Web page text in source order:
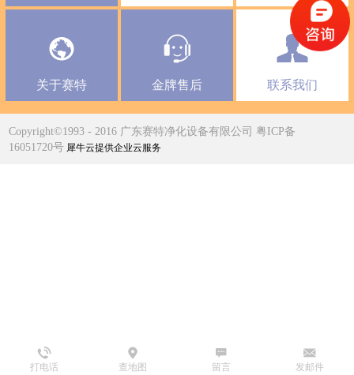
关于赛特 金牌售后 联系我们
Copyright©1993 - 2016 广东赛特净化设备有限公司 粤ICP备
16051720号 犀牛云提供企业云服务
打电话 查地图 发邮件
留言